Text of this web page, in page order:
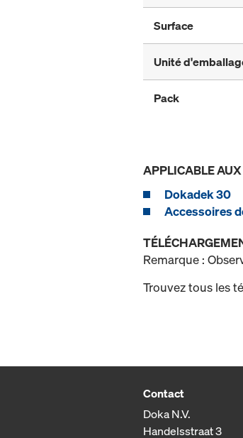
Surface
Unité
Pack
APPLICABLE
Dokadek 30
Accessoires
Remarque :
Trouvez tous les
Contact
Doka N.V.
Handelsstraat 3